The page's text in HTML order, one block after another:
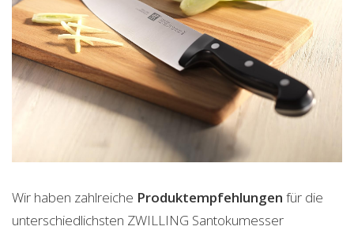
Wir haben zahlreiche Produktempfehlungen für die
unterschiedlichsten ZWILLING Santokumesser